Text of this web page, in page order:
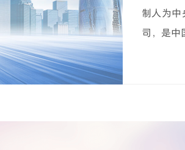
制人为中
司，是中